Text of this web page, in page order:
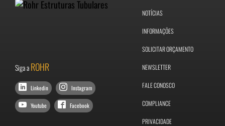
Siga aROHR
Linkedin Instagram
Youtube Facebook
NOTÍCIAS
INFORMAÇÕES
SOLICITAR ORÇAMENTO
NEWSLETTER
FALE CONOSCO
COMPLIANCE
PRIVACIDADE